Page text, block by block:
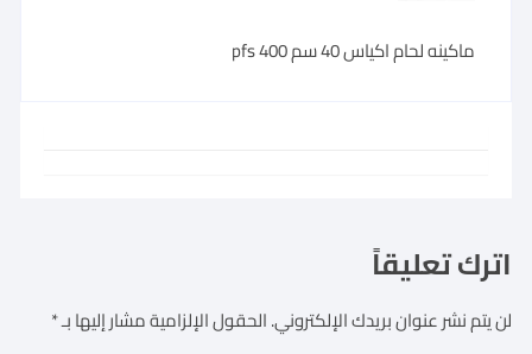
ماكينه لحام اكياس 40 سم pfs 400
اترك تعليقاً
لن يتم نشر عنوان بريدك الإلكتروني.الحقول الإلزامية مشار إليها بـ*